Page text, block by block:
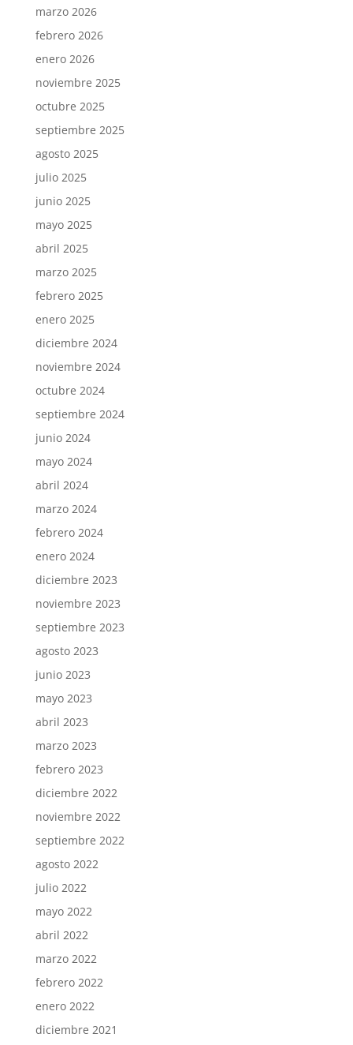
marzo 2026
febrero 2026
enero 2026
noviembre 2025
octubre 2025
septiembre 2025
agosto 2025
julio 2025
junio 2025
mayo 2025
abril 2025
marzo 2025
febrero 2025
enero 2025
diciembre 2024
noviembre 2024
octubre 2024
septiembre 2024
junio 2024
mayo 2024
abril 2024
marzo 2024
febrero 2024
enero 2024
diciembre 2023
noviembre 2023
septiembre 2023
agosto 2023
junio 2023
mayo 2023
abril 2023
marzo 2023
febrero 2023
diciembre 2022
noviembre 2022
septiembre 2022
agosto 2022
julio 2022
mayo 2022
abril 2022
marzo 2022
febrero 2022
enero 2022
diciembre 2021